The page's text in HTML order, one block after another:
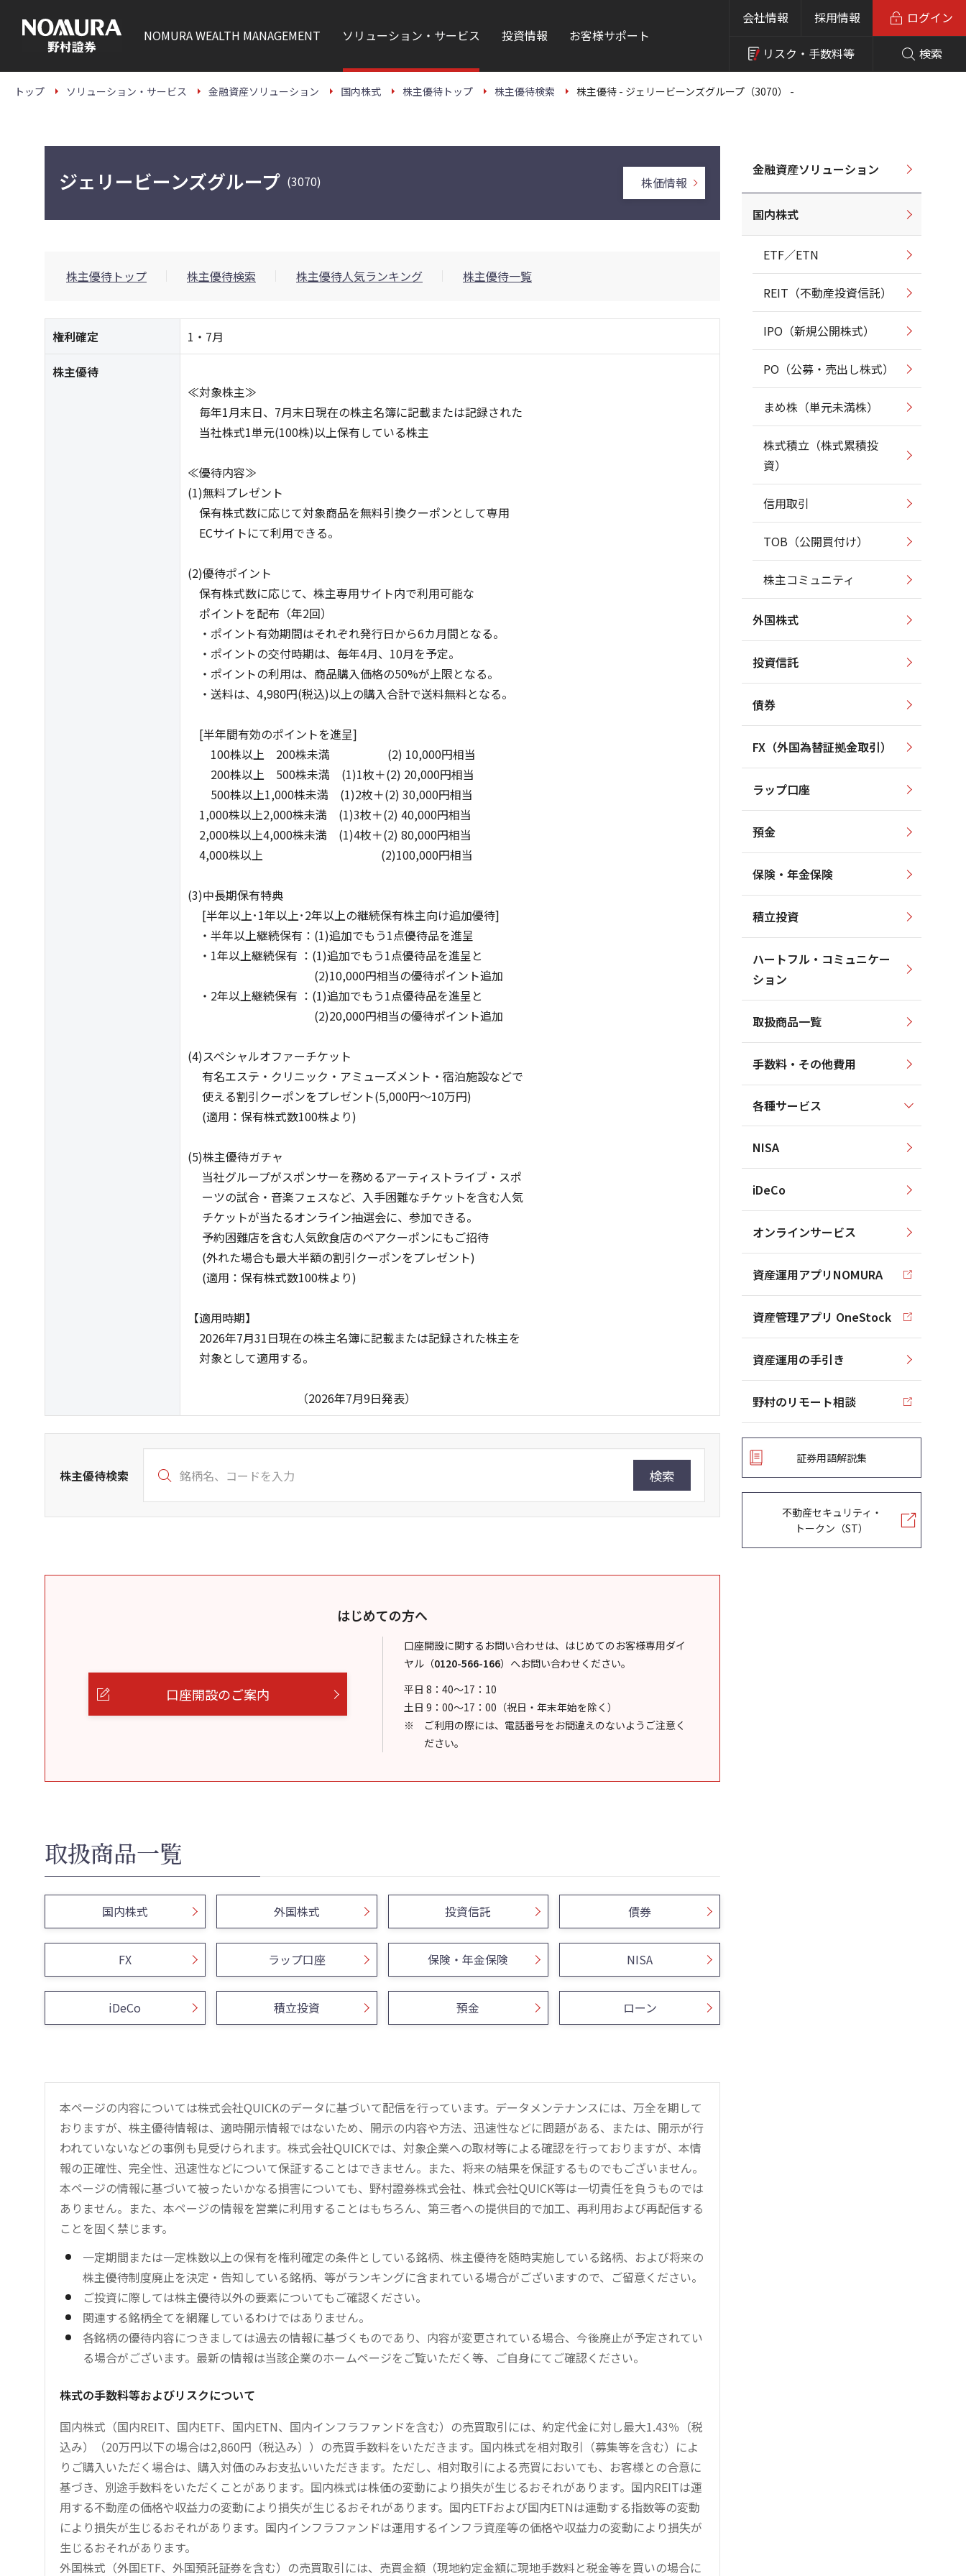
本
NOMURAWEALTH MANAGEMENT ソリューション・サービス 投資情報 お客様サポート
会社情報 採用情報
リスク・ 手数料等 検索
ログイン
トップ ソリューション・サービス 金融資産ソリューション 国内株式 株主優待トップ 株主優待検索 株主優待 - ジェリービーンズグループ（3070） -
ジェリービーンズグループ (3070) 株価情報
株主優待トップ 株主優待検索 株主優待人気ランキング 株主優待一覧
権利確定 1・7月
株主優待
≪対象株主≫
毎年1月末日、7月末日現在の株主名簿に記載または記録された
当社株式1単元(100株)以上保有している株主
≪優待内容≫
(1)無料プレゼント
保有株式数に応じて対象商品を無料引換クーポンとして専用
ECサイトにて利用できる。
(2)優待ポイント
保有株式数に応じて、株主専用サイト内で利用可能な
ポイントを配布（年2回）
・ポイント有効期間はそれぞれ発行日から6カ月間となる。
・ポイントの交付時期は、毎年4月、10月を予定。
・ポイントの利用は、商品購入価格の50%が上限となる。
・送料は、4,980円(税込)以上の購入合計で送料無料となる。
[半年間有効のポイントを進呈]
100株以上 200株未満 (2) 10,000円相当
200株以上 500株未満 (1)1枚＋(2) 20,000円相当
500株以上1,000株未満 (1)2枚＋(2) 30,000円相当
1,000株以上2,000株未満 (1)3枚＋(2) 40,000円相当
2,000株以上4,000株未満 (1)4枚＋(2) 80,000円相当
4,000株以上 (2)100,000円相当
(3)中長期保有特典
[半年以上･1年以上･2年以上の継続保有株主向け追加優待]
・半年以上継続保有：(1)追加でもう1点優待品を進呈
・1年以上継続保有 ：(1)追加でもう1点優待品を進呈と
(2)10,000円相当の優待ポイント追加
・2年以上継続保有 ：(1)追加でもう1点優待品を進呈と
(2)20,000円相当の優待ポイント追加
(4)スペシャルオファーチケット
有名エステ・クリニック・アミューズメント・宿泊施設などで
使える割引クーポンをプレゼント(5,000円～10万円)
(適用：保有株式数100株より)
(5)株主優待ガチャ
当社グループがスポンサーを務めるアーティストライブ・スポ
ーツの試合・音楽フェスなど、入手困難なチケットを含む人気
チケットが当たるオンライン抽選会に、参加できる。
予約困難店を含む人気飲食店のペアクーポンにもご招待
(外れた場合も最大半額の割引クーポンをプレゼント)
(適用：保有株式数100株より)
【適用時期】
2026年7月31日現在の株主名簿に記載または記録された株主を
対象として適用する。
（2026年7月9日発表）
株主優待検索 検索
はじめての方へ
口座開設のご案内
口座開設に関するお問い合わせは、はじめてのお客様専用ダイ
ヤル （0120-566-166） へお問い合わせください。
平日 8：40～17：10
土日 9：00～17：00（祝日・年末年始を除く）
ご利用の際には、電話番号をお間違えのないようご注意く
ださい。
取扱商品一覧
国内株式 外国株式 投資信託 債券
FX ラップ口座 保険・年金保険 NISA
iDeCo 積立投資 預金 ローン
本ページの内容については株式会社QUICKのデータに基づいて配信を行っています。データメンテナンスには、万全を期して
おりますが、株主優待情報は、適時開示情報ではないため、開示の内容や方法、迅速性などに問題がある、または、開示が行
われていないなどの事例も見受けられます。株式会社QUICKでは、対象企業への取材等による確認を行っておりますが、本情
報の正確性、完全性、迅速性などについて保証することはできません。また、将来の結果を保証するものでもございません。
本ページの情報に基づいて被ったいかなる損害についても、野村證券株式会社、株式会社QUICK等は一切責任を負うものでは
ありません。また、本ページの情報を営業に利用することはもちろん、第三者への提供目的で加工、再利用および再配信する
ことを固く禁じます。
一定期間または一定株数以上の保有を権利確定の条件としている銘柄、株主優待を随時実施している銘柄、および将来の
株主優待制度廃止を決定・告知している銘柄、等がランキングに含まれている場合がございますので、ご留意ください。
ご投資に際しては株主優待以外の要素についてもご確認ください。
関連する銘柄全てを網羅しているわけではありません。
各銘柄の優待内容につきましては過去の情報に基づくものであり、内容が変更されている場合、今後廃止が予定されてい
る場合がございます。最新の情報は当該企業のホームページをご覧いただく等、ご自身にてご確認ください。
株式の手数料等およびリスクについて
国内株式（国内REIT、国内ETF、国内ETN、国内インフラファンドを含む）の売買取引には、約定代金に対し最大1.43％（税
込み）（20万円以下の場合は2,860円（税込み））の売買手数料をいただきます。国内株式を相対取引（募集等を含む）によ
りご購入いただく場合は、購入対価のみお支払いいただきます。ただし、相対取引による売買においても、お客様との合意に
基づき、別途手数料をいただくことがあります。国内株式は株価の変動により損失が生じるおそれがあります。国内REITは運
用する不動産の価格や収益力の変動により損失が生じるおそれがあります。国内ETFおよび国内ETNは連動する指数等の変動
により損失が生じるおそれがあります。国内インフラファンドは運用するインフラ資産等の価格や収益力の変動により損失が
生じるおそれがあります。
外国株式（外国ETF、外国預託証券を含む）の売買取引には、売買金額（現地約定金額に現地手数料と税金等を買いの場合に
金融資産ソリューション
国内株式
ETF／ETN
REIT（不動産投資信託）
IPO（新規公開株式）
PO（公募・売出し株式）
まめ株（単元未満株）
株式積立（株式累積投
資）
信用取引
TOB（公開買付け）
株主コミュニティ
外国株式
投資信託
債券
FX（外国為替証拠金取引）
ラップ口座
預金
保険・年金保険
積立投資
ハートフル・コミュニケー
ション
取扱商品一覧
手数料・その他費用
各種サービス
NISA
iDeCo
オンラインサービス
資産運用アプリNOMURA
資産管理アプリ OneStock
資産運用の手引き
野村のリモート相談
証券用語解説集
不動産セキュリティ・
トークン（ST）